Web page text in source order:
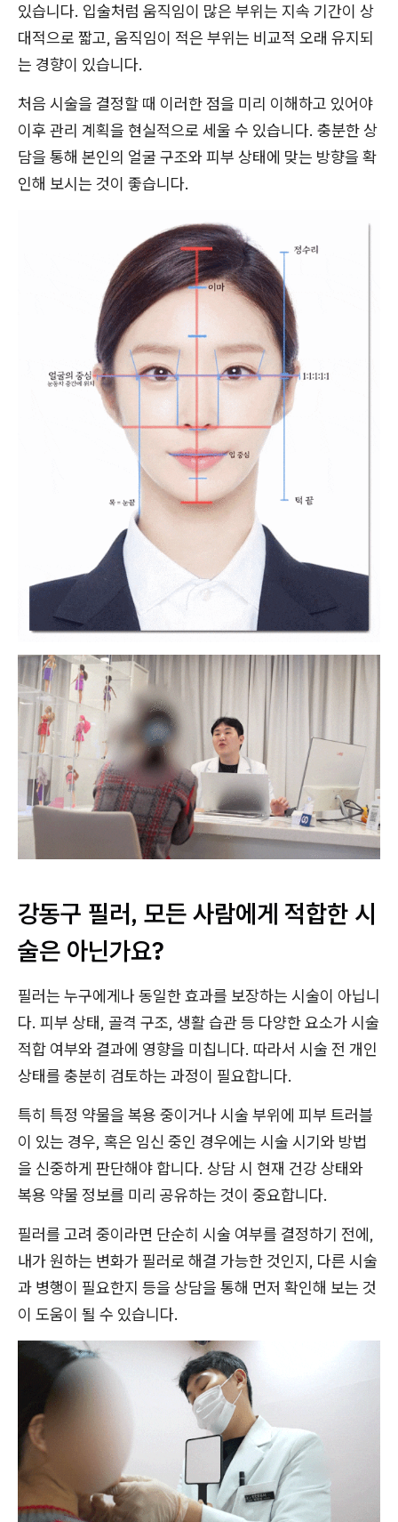
있습니다. 입술처럼 움직임이 많은 부위는 지속 기간이 상
대적으로 짧고, 움직임이 적은 부위는 비교적 오래 유지되
는 경향이 있습니다.
처음 시술을 결정할 때 이러한 점을 미리 이해하고 있어야
이후 관리 계획을 현실적으로 세울 수 있습니다. 충분한 상
담을 통해 본인의 얼굴 구조와 피부 상태에 맞는 방향을 확
인해 보시는 것이 좋습니다.
강동구 필러, 모든 사람에게 적합한 시
술은 아닌가요?
필러는 누구에게나 동일한 효과를 보장하는 시술이 아닙니
다. 피부 상태, 골격 구조, 생활 습관 등 다양한 요소가 시술
적합 여부와 결과에 영향을 미칩니다. 따라서 시술 전 개인
상태를 충분히 검토하는 과정이 필요합니다.
특히 특정 약물을 복용 중이거나 시술 부위에 피부 트러블
이 있는 경우, 혹은 임신 중인 경우에는 시술 시기와 방법
을 신중하게 판단해야 합니다. 상담 시 현재 건강 상태와
복용 약물 정보를 미리 공유하는 것이 중요합니다.
필러를 고려 중이라면 단순히 시술 여부를 결정하기 전에,
내가 원하는 변화가 필러로 해결 가능한 것인지, 다른 시술
과 병행이 필요한지 등을 상담을 통해 먼저 확인해 보는 것
이 도움이 될 수 있습니다.